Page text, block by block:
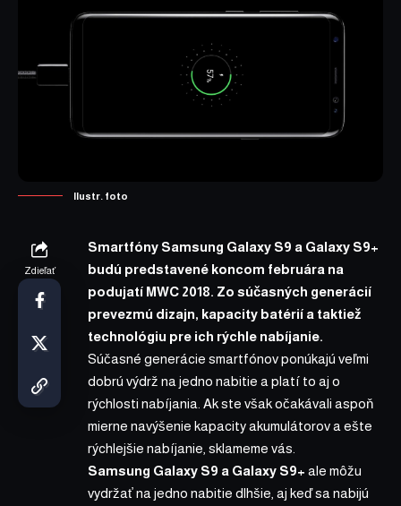
Ilustr. foto
Zdieľať
Smartfóny Samsung Galaxy S9 a Galaxy S9+
budú predstavené koncom februára na
podujatí MWC 2018. Zo súčasných generácií
prevezmú dizajn, kapacity batérií a taktiež
technológiu pre ich rýchle nabíjanie.
Súčasné generácie smartfónovponúkajú veľmi
dobrú výdrž na jedno nabitie a platí to aj o
rýchlosti nabíjania. Ak ste však očakávali aspoň
mierne navýšenie kapacity akumulátorov a ešte
rýchlejšie nabíjanie, sklameme vás.
Samsung Galaxy S9 a Galaxy S9+ ale môžu
vydržať na jedno nabitie dlhšie, aj keď sa nabijú